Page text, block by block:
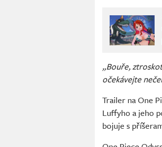
„Bouře,
očekávejte
Trailer na One
Luffyho a jeho
bojuje s